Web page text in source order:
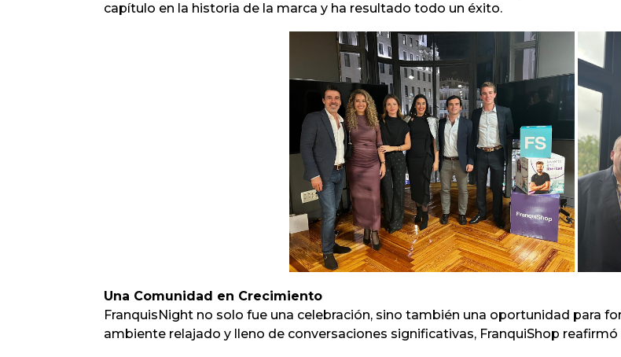
capítulo en la historia de la marca y ha resultado todo un éxito.
Una Comunidad en Crecimiento
FranquisNight no solo fue una celebración, sino también una oportunidad para
ambiente relajado y lleno de conversaciones significativas, FranquiShop